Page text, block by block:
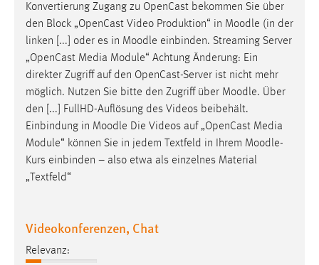
Konvertierung Zugang zu OpenCast bekommen Sie über
den Block „OpenCast Video Produktion“ in Moodle (in der
linken [...] oder es in Moodle einbinden. Streaming Server
„OpenCast Media Module“ Achtung Änderung: Ein
direkter Zugriff auf den OpenCast-Server ist nicht mehr
möglich. Nutzen Sie bitte den Zugriff über Moodle. Über
den [...] FullHD-Auflösung des Videos beibehält.
Einbindung in Moodle Die Videos auf „OpenCast Media
Module“ können Sie in jedem Textfeld in Ihrem Moodle-
Kurs einbinden – also etwa als einzelnes Material
„Textfeld“
Videokonferenzen, Chat
Relevanz: